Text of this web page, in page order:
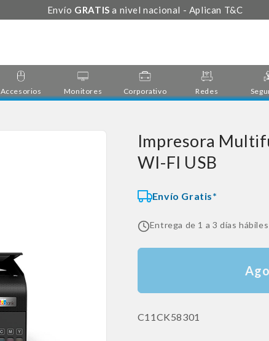
Envío GRATISa nivel nacional - Aplican T&C
Accesorios Monitores Corporativo Redes
Impresora
WI-FI USB
Envío Gratis*
Entrega de 1 a 3 días
SKU:
C11CK58301